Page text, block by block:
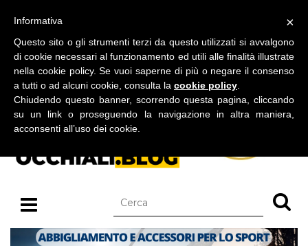
BLOG SU OCCHIALI DA SOLE E OCCHIALI DA VISTA
×
Informativa
Questo sito o gli strumenti terzi da questo utilizzati si avvalgono
di cookie necessari al funzionamento ed utili alle finalità illustrate
nella cookie policy. Se vuoi saperne di più o negare il consenso
a tutti o ad alcuni cookie, consulta la cookie policy
Chiudendo questo banner, scorrendo questa pagina, cliccando
su un link o proseguendo la navigazione in altra maniera,
acconsenti all’uso dei cookie.